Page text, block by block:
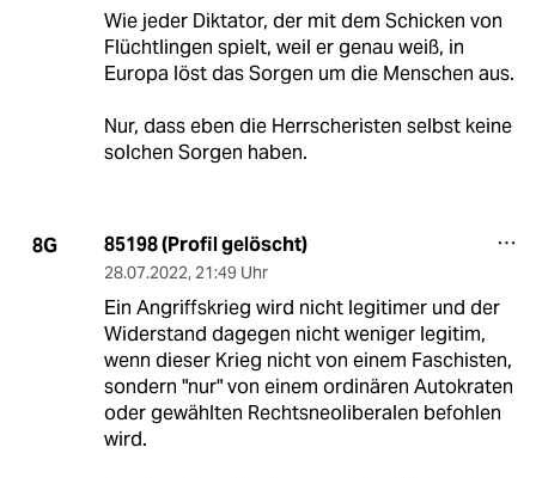
Wie jeder Diktator, der mit dem Schicken von
Flüchtlingen spielt, weil er genau weiß, in
Europa löst das Sorgen um die Menschen aus.
Nur, dass eben die Herrscheristen selbst keine
solchen Sorgen haben.
8G 85198 (Profil gelöscht)
28.07.2022, 21:49 Uhr
Ein Angriffskrieg wird nicht legitimer und der
Widerstand dagegen nicht weniger legitim,
wenn dieser Krieg nicht von einem Faschisten,
sondern "nur" von einem ordinären Autokraten
oder gewählten Rechtsneoliberalen befohlen
wird.